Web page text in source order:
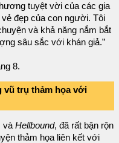
tuyệt vời của các gia
đẹp của con người. Tôi
và khả năng nắm bắt
sâu sắc với khán giả.”
8.
vũ trụ thảm họa với
và Hellbound, đã rất bận rộn
thảm họa liên kết với